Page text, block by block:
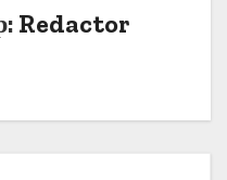
Redactor